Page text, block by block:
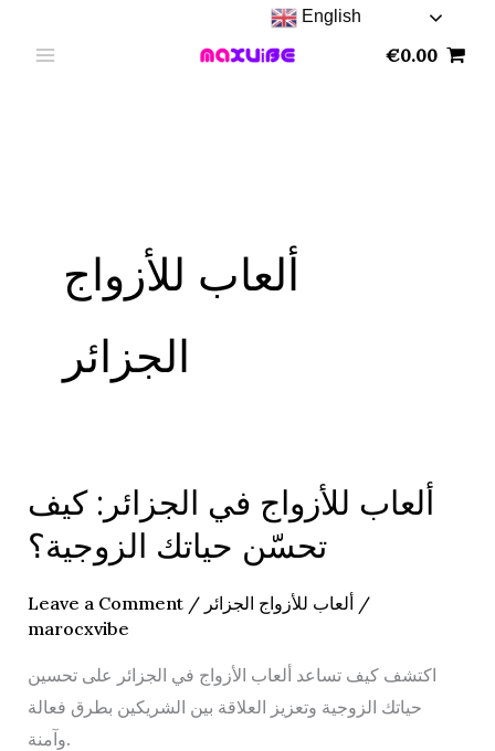
€0.00
ألعاب للأزواج
الجزائر
ألعاب للأزواج في الجزائر: كيف
تحسّن حياتك الزوجية؟
Leave a Comment / ألعاب للأزواج الجزائر /
marocxvibe
اكتشف كيف تساعد ألعاب الأزواج في الجزائر على تحسين
حياتك الزوجية وتعزيز العلاقة بين الشريكين بطرق فعالة
وآمنة.
ألعاب
للأزواج
في
الجزائر:
كيف
حياتك
الزوجية؟
English